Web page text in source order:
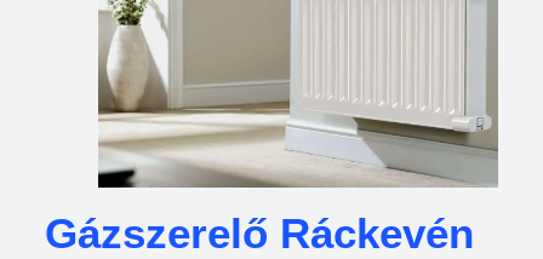
Gázszerelő Ráckevén